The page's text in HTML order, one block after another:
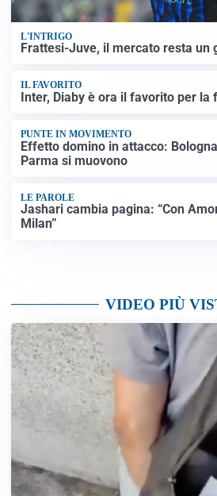
L'INTRIGO
Frattesi-Juve, il mercato resta un
IL FAVORITO
Inter, Diaby è ora il favorito per la
PUNTE IN MOVIMENTO
Effetto domino in attacco:
Parma si muovono
LE PAROLE
Jashari cambia pagina: “Con
Milan”
VIDEO PIÙ